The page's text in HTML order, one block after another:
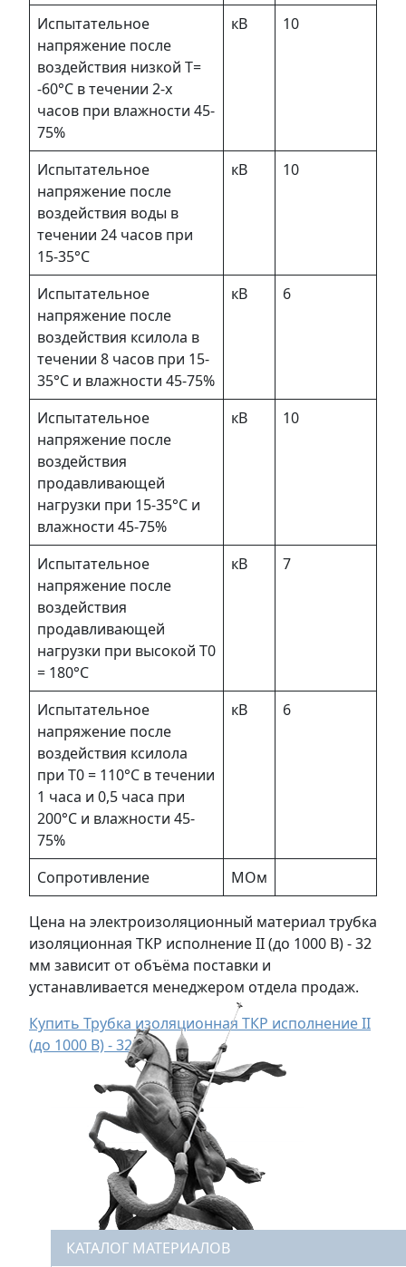
Испытательное
напряжение после
воздействия низкой Т=
-60°С в течении 2-х
часов при влажности 45-
75%
кВ 10
Испытательное
напряжение после
воздействия воды в
течении 24 часов при
15-35°С
кВ 10
Испытательное
напряжение после
воздействия ксилола в
течении 8 часов при 15-
35°С и влажности 45-75%
кВ 6
Испытательное
напряжение после
воздействия
продавливающей
нагрузки при 15-35°С и
влажности 45-75%
кВ 10
Испытательное
напряжение после
воздействия
продавливающей
нагрузки при высокой Т0
= 180°С
кВ 7
Испытательное
напряжение после
воздействия ксилола
при Т0 = 110°С в течении
1 часа и 0,5 часа при
200°С и влажности 45-
75%
кВ 6
Сопротивление МОм
Цена на электроизоляционный материал трубка
изоляционная ТКР исполнение II (до 1000 В) - 32
мм зависит от объёма поставки и
устанавливается менеджером отдела продаж.
Купить Трубка изоляционная ТКР исполнение II
(до 1000 В) - 32 мм
КАТАЛОГ МАТЕРИАЛОВ